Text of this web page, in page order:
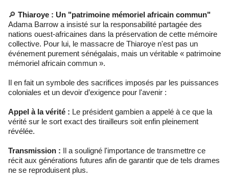
🔎 Thiaroye : Un "patrimoine mémoriel africain commun"
Adama Barrow a insisté sur la responsabilité partagée des
nations ouest-africaines dans la préservation de cette mémoire
collective. Pour lui, le massacre de Thiaroye n'est pas un
événement purement sénégalais, mais un véritable « patrimoine
mémoriel africain commun ».
Il en fait un symbole des sacrifices imposés par les puissances
coloniales et un devoir d’exigence pour l'avenir :
Appel à la vérité : Le président gambien a appelé à ce que la
vérité sur le sort exact des tirailleurs soit enfin pleinement
révélée.
Transmission : Il a souligné l'importance de transmettre ce
récit aux générations futures afin de garantir que de tels drames
ne se reproduisent plus.